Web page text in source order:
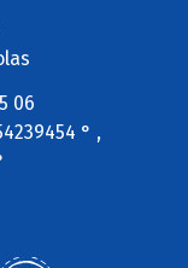
06
° ,